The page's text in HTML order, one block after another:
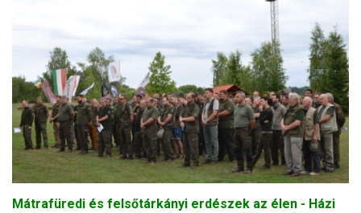
Mátrafüredi és felsőtárkányi erdészek az élen - Házi